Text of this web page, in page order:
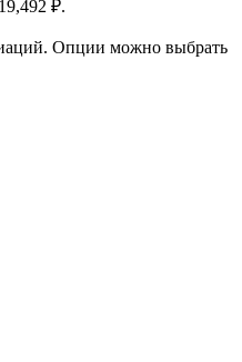
₽.
Опции можно выбрать